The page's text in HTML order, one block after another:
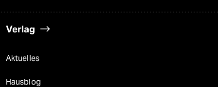
Verlag
Aktuelles
Hausblog